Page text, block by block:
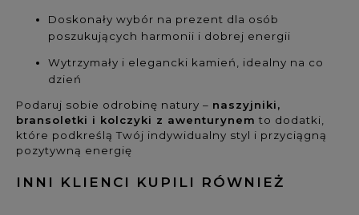
Doskonały wybór na prezent dla osób
poszukujących harmonii i dobrej energii
Wytrzymały i elegancki kamień, idealny na co
dzień
Podaruj sobie odrobinę natury – naszyjniki,
bransoletki i kolczyki z awenturynem to dodatki,
które podkreślą Twój indywidualny styl i przyciągną
pozytywną energię
INNI KLIENCI KUPILI RÓWNIEŻ